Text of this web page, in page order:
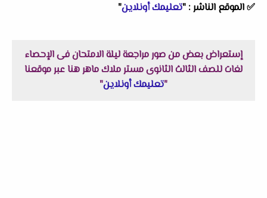
✅ الموقع الناشر : "تعليمك أونلاين"
إستعراض بعض من صور مراجعة ليلة الامتحان فى الإحصاء
لغات للصف الثالث الثانوى مستر ملاك ماهر هنا عبر موقعنا
"تعليمك أونلاين"